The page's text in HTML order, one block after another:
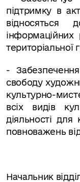
підтримку в
відносяться
інформаційних
територіальної
-
свободу
культурно-
всіх видів
діяльності
повноважень
Начальник